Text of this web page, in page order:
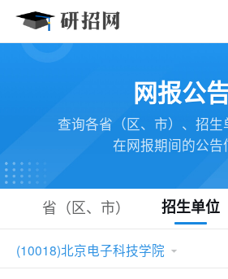
网报公
查询各省（区、市）、招生
在网报期间的公告
省（区、市） 招生单位
(10018)北京电子科技学院 